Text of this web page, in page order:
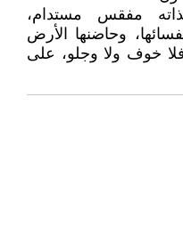
مفقس مستدام،
وحاضنها الأرض
خوف ولا وجلو، على